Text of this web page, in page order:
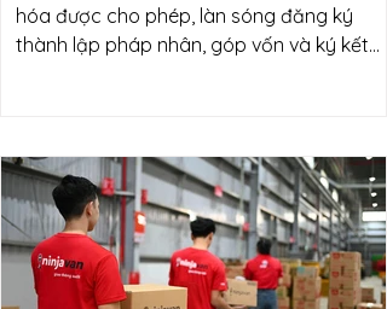
hóa được cho phép, làn sóng đăng ký
thành lập pháp nhân, góp vốn và ký kết